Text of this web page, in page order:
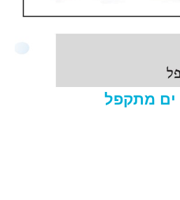
ים מתקפל